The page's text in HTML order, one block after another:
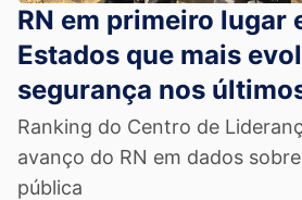
RN em primeiro lugar
Estados que mais
segurança nos
Ranking do Centro de
avanço do RN em dados
pública